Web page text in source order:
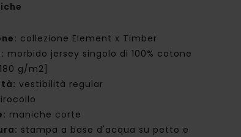
collezione Element x Timber
morbido jersey singolo di 100% cotone
g/m2]
vestibilità regular
maniche corte
stampa a base d'acqua su petto e